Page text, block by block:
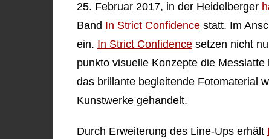
25. Februar 2017, in der Heidelberger
Band In Strict Confidence statt. Im
ein. In Strict Confidence setzen nicht
punkto visuelle Konzepte die
das brillante begleitende Fotomaterial
Kunstwerke gehandelt.
Durch Erweiterung des Line-Ups erhält